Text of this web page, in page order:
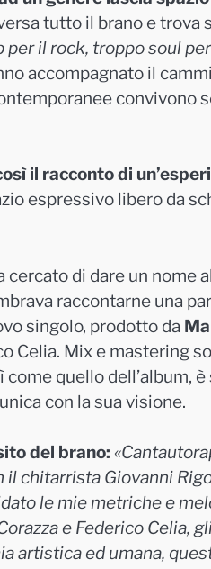
tutto il brano e trova
per il rock, troppo soul
accompagnato il
convivono
il racconto di
espressivo libero da
cercato di dare un nome
raccontarne una
singolo, prodotto da
Celia. Mix e mastering
come quello dell’album,
con la sua visione.
del brano:
chitarrista Giovanni
le mie metriche e
e Federico Celia,
artistica ed umana,